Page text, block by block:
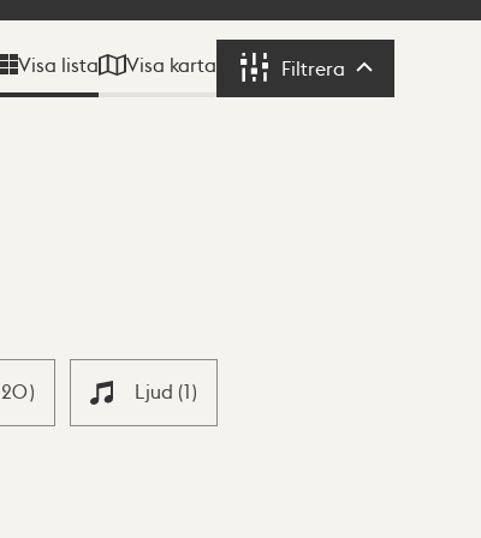
Visa lista Visa karta Filtrera Filtrera
20) Ljud (1)